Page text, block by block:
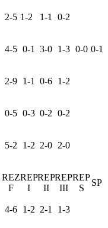
2-5 1-2 1-1 0-2
4-5 0-1 3-0 1-3 0-0 0-1
2-9 1-1 0-6 1-2
0-5 0-3 0-2 0-2
5-2 1-2 2-0 2-0
REZ
F
REP
I
REP
II
REP
III
REP
S
SP
4-6 1-2 2-1 1-3